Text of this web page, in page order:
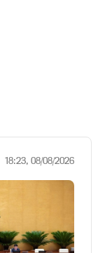
18:23, 08/08/2026